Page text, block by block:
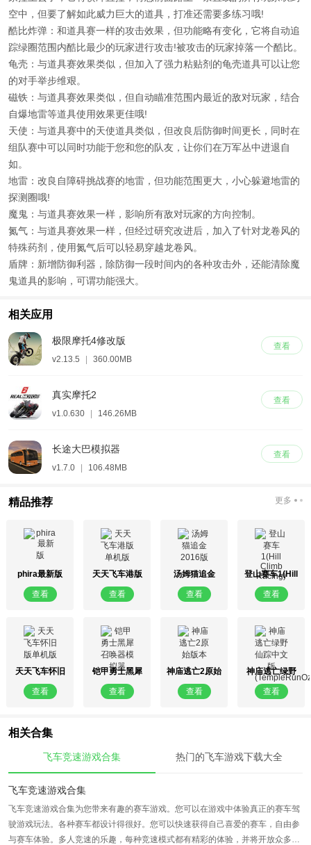
空中，但要了解如此威力巨大的道具，打准还需要多练习哦!
酷比炸弹：和道具赛一样的攻击效果，但功能略有变化，它将自动追
踪绿圈范围内酷比最少的玩家进行攻击!被攻击的玩家掉落一个酷比。
龟壳：与道具赛效果类似，但加入了强力粘贴剂的龟壳道具可以让您
的对手举步维艰。
磁铁：与道具赛效果类似，但自动瞄准范围内最近的敌对玩家，结合
自爆地雷等道具使用效果更佳哦!
天使：与道具赛中的天使道具类似，但改良后防御时间更长，同时在
组队赛中可以同时功能于您和您的队友，让你们在万军丛中进退自
如。
地雷：改良自障碍挑战赛的地雷，但功能范围更大，小心躲避地雷的
探测圈哦!
魔鬼：与道具赛效果一样，影响所有敌对玩家的方向控制。
氮气：与道具赛效果一样，但经过研究改进后，加入了针对龙卷风的
特殊药剂，使用氮气后可以轻易穿越龙卷风。
盾牌：新增防御利器，除防御一段时间内的各种攻击外，还能清除魔
鬼道具的影响，可谓功能强大。
相关应用
查看
极限摩托4修改版
v2.13.5 360.00MB
查看
真实摩托2
v1.0.630 146.26MB
查看
长途大巴模拟器
v1.7.0 106.48MB
精品推荐 更多
phira最新版
查看
天天飞车港版
单机版
查看
汤姆猫追金
2016版
查看
登山赛车1(Hill
Climb Racing)
查看
天天飞车怀旧
版单机版
查看
铠甲勇士黑犀
召唤器模拟器
查看
神庙逃亡2原始
版本
查看
神庙逃亡绿野
仙踪中文版
(TempleRunOz)
查看
相关合集
飞车竞速游戏合集 热门的飞车游戏下载大全
飞车竞速游戏合集
飞车竞速游戏合集为您带来有趣的赛车游戏。您可以在游戏中体验真正的赛车驾
驶游戏玩法。各种赛车都设计得很好。您可以快速获得自己喜爱的赛车，自由参
与赛车体验。多人竞速的乐趣，每种竞速模式都有精彩的体验，并将开放众多特